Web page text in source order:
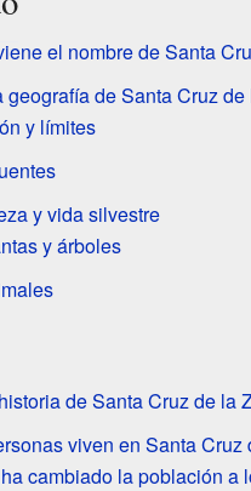
el nombre de Santa
geografía de Santa Cruz de
y límites
y vida silvestre
y árboles
de Santa Cruz de la
viven en Santa Cruz
cambiado la población a